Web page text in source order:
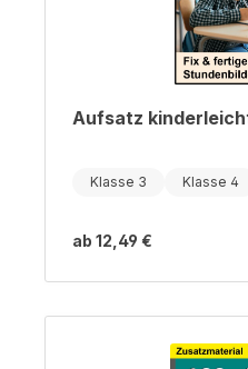
Aufsatz
Klasse 3 Klasse 4
ab 12,49 €